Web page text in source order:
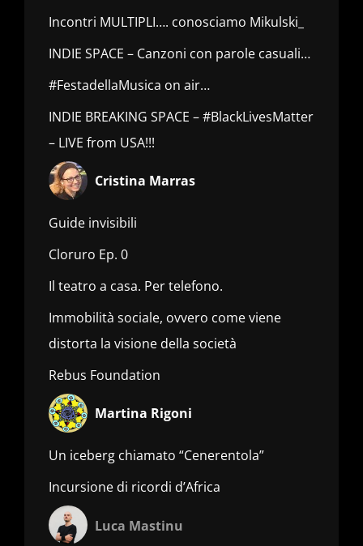
Incontri MULTIPLI…. conosciamo Mikulski_
INDIE SPACE – Canzoni con parole casuali…
#FestadellaMusica on air…
INDIE BREAKING SPACE – #BlackLivesMatter
– LIVE from USA!!!
Cristina Marras
Guide invisibili
Cloruro Ep. 0
Il teatro a casa. Per telefono.
Immobilità sociale, ovvero come viene
distorta la visione della società
Rebus Foundation
Martina Rigoni
Un iceberg chiamato “Cenerentola”
Incursione di ricordi d’Africa
Luca Mastinu